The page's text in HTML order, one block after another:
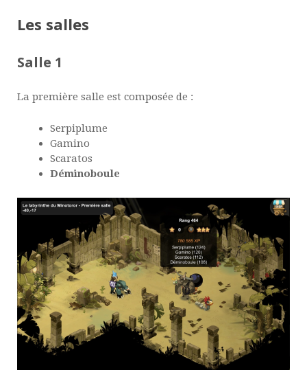
Les salles
Salle 1
La première salle est composée de :
Serpiplume
Gamino
Scaratos
Déminoboule